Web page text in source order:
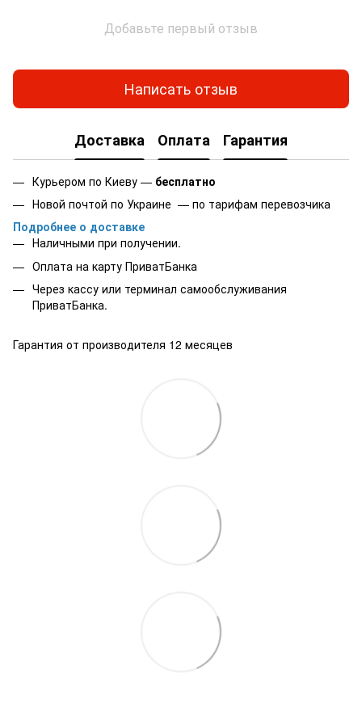
Добавьте первый отзыв
Написать отзыв
Доставка Оплата Гарантия
Курьером по Киеву — бесплатно
Новой почтой по Украине — по тарифам перевозчика
Подробнее о доставке
Наличными при получении.
Оплата на карту ПриватБанка
Через кассу или терминал самообслуживания
ПриватБанка.
Гарантия от производителя 12 месяцев